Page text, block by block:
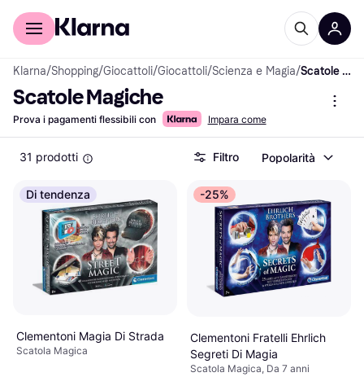
Per il tuo shopping
Klarna/Shopping/Giocattoli/Giocattoli/Scienza e Magia/ Scatole Magiche
Scatole Magiche
Prova i pagamenti flessibili con Impara come
31 prodotti Filtro Popolarità
Di tendenza
Clementoni Magia Di Strada
Scatola Magica
-25%
Clementoni Fratelli Ehrlich
Segreti Di Magia
Scatola Magica, Da 7 anni